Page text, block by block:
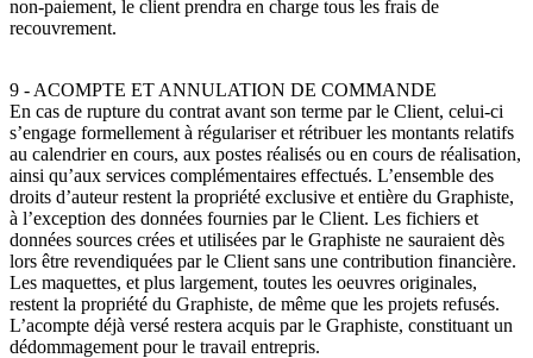
non-paiement, le client prendra en charge tous les frais de
recouvrement.
9 - ACOMPTE ET ANNULATION DE COMMANDE
En cas de rupture du contrat avant son terme par le Client, celui-ci
s’engage formellement à régulariser et rétribuer les montants relatifs
au calendrier en cours, aux postes réalisés ou en cours de réalisation,
ainsi qu’aux services complémentaires effectués. L’ensemble des
droits d’auteur restent la propriété exclusive et entière du Graphiste,
à l’exception des données fournies par le Client. Les fichiers et
données sources crées et utilisées par le Graphiste ne sauraient dès
lors être revendiquées par le Client sans une contribution financière.
Les maquettes, et plus largement, toutes les oeuvres originales,
restent la propriété du Graphiste, de même que les projets refusés.
L’acompte déjà versé restera acquis par le Graphiste, constituant un
dédommagement pour le travail entrepris.